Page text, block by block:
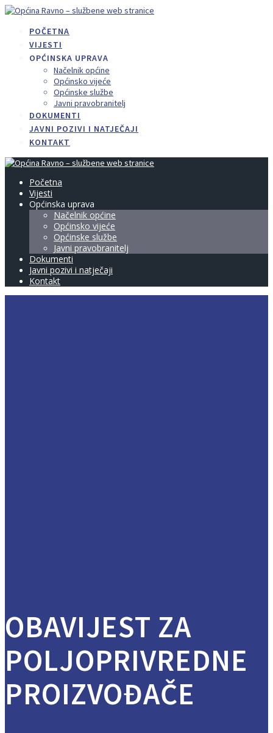
Skip
contentPOČETNA
VIJESTI
OPĆINSKA UPRAVA
Načelnik općine
Općinsko vijeće
Općinske službe
Javni pravobranitelj
DOKUMENTI
JAVNI POZIVI I NATJEČAJI
KONTAKT
Početna
Vijesti
Općinska uprava
Načelnik općine
Općinsko vijeće
Općinske službe
Javni pravobranitelj
Dokumenti
Javni pozivi i natječaji
Kontakt
OBAVIJEST ZA
POLJOPRIVREDNE
PROIZVOĐAČE